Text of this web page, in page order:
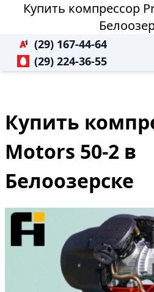
Купить компрессор
(29) 167-44-64
(29) 224-36-55
Купить
Motors 50-2 в
Белоозерске